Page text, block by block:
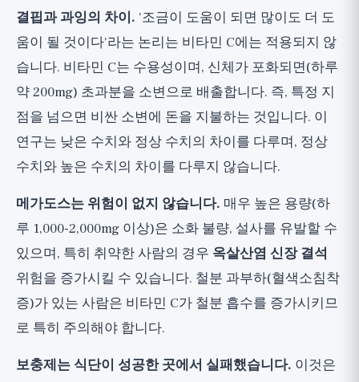
결핍과 과잉의 차이. '조금이 도움이 되면 많이도 더 도
움이 될 것이다'라는 논리는 비타민 C에는 적용되지 않
습니다. 비타민 C는 수용성이며, 신체가 포화되면(하루
약 200mg) 초과분을 소변으로 배출합니다. 즉, 특정 지
점을 넘으면 비싼 소변에 돈을 지불하는 것입니다. 이
연구는 낮은 수치와 정상 수치의 차이를 다루며, 정상
수치와 높은 수치의 차이를 다루지 않습니다.
메가도스는 위험이 없지 않습니다. 매우 높은 용량(하
루 1,000-2,000mg 이상)은 소화 불량, 설사를 유발할 수
있으며, 특히 취약한 사람의 경우 옥살산염 신장 결석
위험을 증가시킬 수 있습니다. 철분 과부하(혈색소침착
증)가 있는 사람은 비타민 C가 철분 흡수를 증가시키므
로 특히 주의해야 합니다.
보충제는 식단이 성공한 곳에서 실패했습니다. 이것은